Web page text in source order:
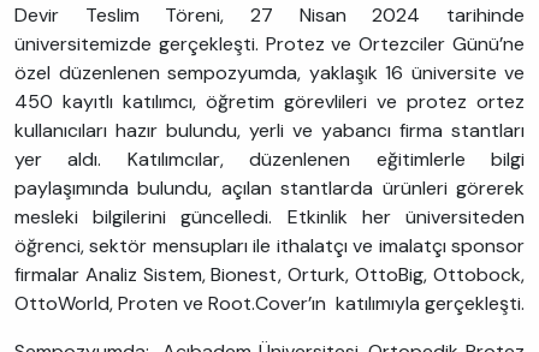
Devir Teslim Töreni, 27 Nisan 2024 tarihinde
üniversitemizde gerçekleşti. Protez ve Ortezciler Günü’ne
özel düzenlenen sempozyumda, yaklaşık 16 üniversite ve
450 kayıtlı katılımcı, öğretim görevlileri ve protez ortez
kullanıcıları hazır bulundu, yerli ve yabancı firma stantları
yer aldı. Katılımcılar, düzenlenen eğitimlerle bilgi
paylaşımında bulundu, açılan stantlarda ürünleri görerek
mesleki bilgilerini güncelledi. Etkinlik her üniversiteden
öğrenci, sektör mensupları ile ithalatçı ve imalatçı sponsor
firmalar Analiz Sistem, Bionest, Orturk, OttoBig, Ottobock,
OttoWorld, Proten ve Root.Cover’ın katılımıyla gerçekleşti.